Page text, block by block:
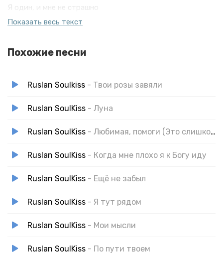
Я один, и мне не страшно
В этом мире всё продажно
Показать весь текст
Похожие песни
Ruslan Soulkiss - Твои розы завяли
Ruslan SoulKiss - Луна
Ruslan SoulKiss - Любимая, помоги (Это слишком больно)
Ruslan SoulKiss - Когда мне плохо я к Богу иду
Ruslan SoulKiss - Ещё не забыл
Ruslan SoulKiss - Я тут рядом
Ruslan SoulKiss - Мои мысли
Ruslan SoulKiss - По пути твоем